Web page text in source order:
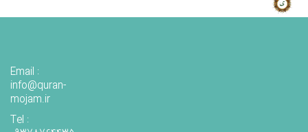
Email :
info@quran-
mojam.ir
Tel :